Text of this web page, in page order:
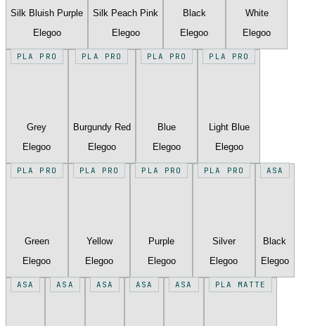
Silk Bluish Purple
Elegoo
Silk Peach Pink
Elegoo
Black
Elegoo
White
Elegoo
PLA PRO
Grey
Elegoo
PLA PRO
Burgundy Red
Elegoo
PLA PRO
Blue
Elegoo
PLA PRO
Light Blue
Elegoo
PLA PRO
Green
Elegoo
PLA PRO
Yellow
Elegoo
PLA PRO
Purple
Elegoo
PLA PRO
Silver
Elegoo
ASA
Black
Elegoo
ASA ASA ASA ASA ASA PLA MATTE